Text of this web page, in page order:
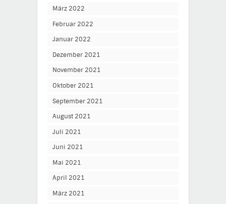
März 2022
Februar 2022
Januar 2022
Dezember 2021
November 2021
Oktober 2021
September 2021
August 2021
Juli 2021
Juni 2021
Mai 2021
April 2021
März 2021